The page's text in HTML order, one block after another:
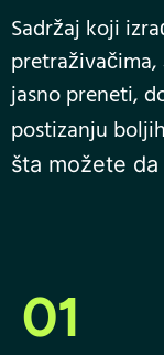
Sadržaj koji
jasno preneti,
postizanju
šta možete
01